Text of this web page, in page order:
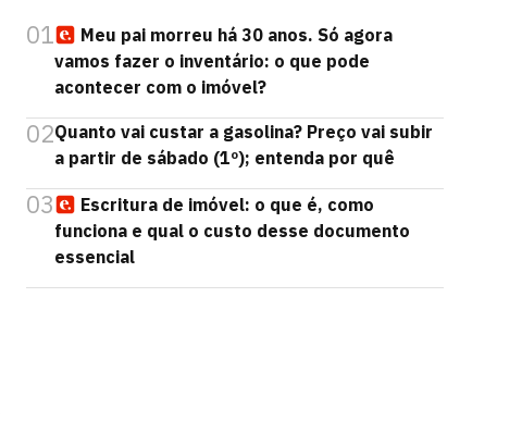
01
Meu pai morreu há 30 anos. Só agora
vamos fazer o inventário: o que pode
acontecer com o imóvel?
02Quanto vai custar a gasolina? Preço vai subir
a partir de sábado (1º); entenda por quê
03
Escritura de imóvel: o que é, como
funciona e qual o custo desse documento
essencial